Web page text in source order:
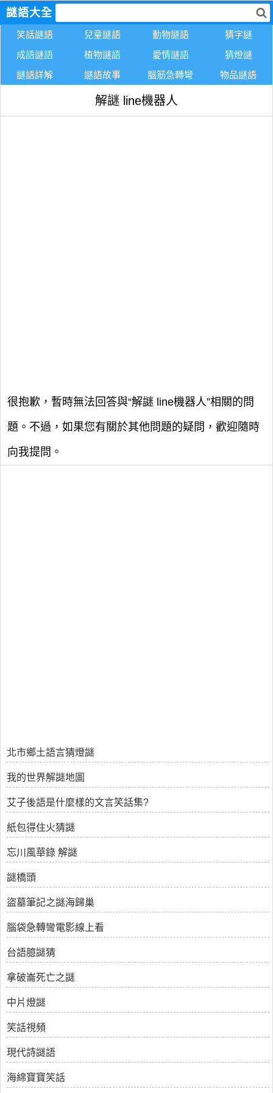
謎語大全
笑話謎語 兒童謎語 動物謎語
猜字謎
成語謎語
植物謎語 愛情謎語
猜燈謎
謎語詳解
謎語故事 腦筋急轉彎 物品謎語
解謎 line機器人
很抱歉，暫時無法回答與“解謎 line機器人”相關的問
題。不過，如果您有關於其他問題的疑問，歡迎隨時
向我提問。
北市鄉土語言猜燈謎
我的世界解謎地圖
艾子後語是什麼樣的文言笑話集?
紙包得住火猜謎
忘川風華錄 解謎
謎橋頭
盜墓筆記之謎海歸巢
腦袋急轉彎電影線上看
台語臆謎猜
拿破崙死亡之謎
中片燈謎
笑話視頻
現代詩謎語
海綿寶寶笑話